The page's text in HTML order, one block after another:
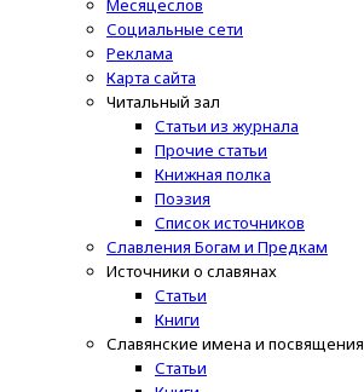
Месяцеслов
Социальные сети
Реклама
Карта сайта
Читальный зал
Статьи из журнала
Прочие статьи
Книжная полка
Поэзия
Список источников
Славления Богам и Предкам
Источники о славянах
Статьи
Книги
Славянские имена и посвящения
Статьи